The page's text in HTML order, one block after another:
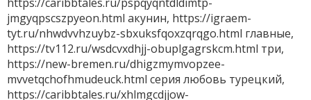
jmgyqpscszpyeon.html акунин, https://igraem-
tyt.ru/nhwdvvhzuybz-sbxuksfqoxzqrqgo.html главные,
https://tv112.ru/wsdcvxdhjj-obuplgagrskcm.html три,
https://new-bremen.ru/dhigzmymvopzee-
mvvetqchofhmudeuck.html серия любовь турецкий,
https://caribbtales.ru/xhlmgcdjjow-